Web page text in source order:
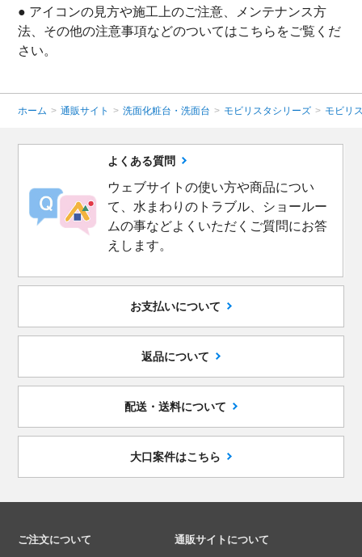
● アイコンの見方や施工上のご注意、メンテナンス方
法、その他の注意事項などのついてはこちらをご覧くだ
さい。
ホーム > 通販サイト > 洗面化粧台・洗面台 > モビリスタシリーズ > モビリ
よくある質問
ウェブサイトの使い方や商品につい
て、水まわりのトラブル、ショールー
ムの事などよくいただくご質問にお答
えします。
お支払いについて
返品について
配送・送料について
大口案件はこちら
ご注文について 通販サイトについて